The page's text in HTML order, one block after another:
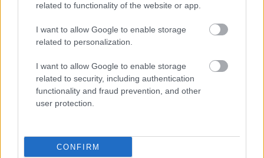
related to functionality of the website or app.
I want to allow Google to enable storage
related to personalization.
I want to allow Google to enable storage
related to security, including authentication
functionality and fraud prevention, and other
user protection.
CONFIRM
Σωφρονιστικά καταστήματα: 416
προσλήψεις χωρίς πτυχίο - Πού κάνετε
ΕΟΠΥΥ: Επίδομα έως 150 ευρώ – Ποιοι